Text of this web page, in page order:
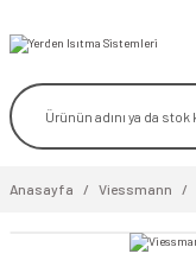
Anasayfa Viessmann